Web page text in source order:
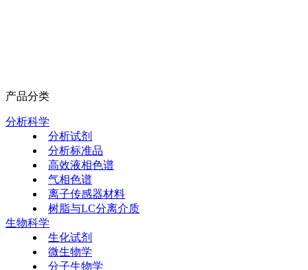
产品分类
分析科学
分析试剂
分析标准品
高效液相色谱
气相色谱
离子传感器材料
树脂与LC分离介质
生物科学
生化试剂
微生物学
分子生物学